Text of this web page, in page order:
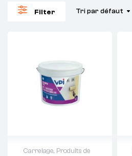
Filter Tri par défaut
Carrelage, Produits de